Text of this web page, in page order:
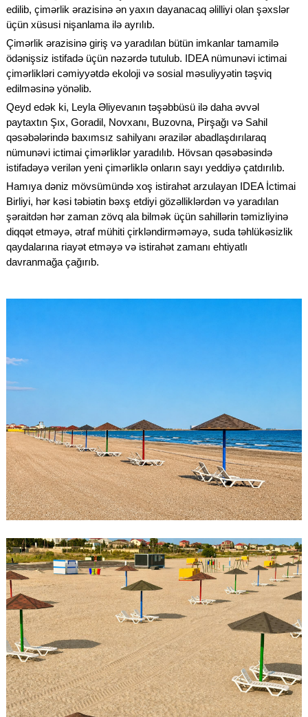
edilib, çimərlik ərazisinə ən yaxın dayanacaq əlilliyi olan şəxslər
üçün xüsusi nişanlama ilə ayrılıb.
Çimərlik ərazisinə giriş və yaradılan bütün imkanlar tamamilə
ödənişsiz istifadə üçün nəzərdə tutulub. IDEA nümunəvi ictimai
çimərlikləri cəmiyyətdə ekoloji və sosial məsuliyyətin təşviq
edilməsinə yönəlib.
Qeyd edək ki, Leyla Əliyevanın təşəbbüsü ilə daha əvvəl
paytaxtın Şıx, Goradil, Novxanı, Buzovna, Pirşağı və Sahil
qəsəbələrində baxımsız sahilyanı ərazilər abadlaşdırılaraq
nümunəvi ictimai çimərliklər yaradılıb. Hövsan qəsəbəsində
istifadəyə verilən yeni çimərliklə onların sayı yeddiyə çatdırılıb.
Hamıya dəniz mövsümündə xoş istirahət arzulayan IDEA İctimai
Birliyi, hər kəsi təbiətin bəxş etdiyi gözəlliklərdən və yaradılan
şəraitdən hər zaman zövq ala bilmək üçün sahillərin təmizliyinə
diqqət etməyə, ətraf mühiti çirkləndirməməyə, suda təhlükəsizlik
qaydalarına riayət etməyə və istirahət zamanı ehtiyatlı
davranmağa çağırıb.